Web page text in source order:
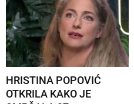
HRISTINA POPOVIĆ
OTKRILA KAKO JE